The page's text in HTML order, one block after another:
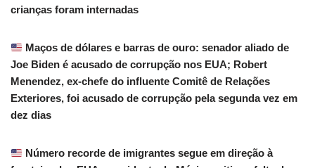
crianças foram internadas
Maços de dólares e barras de ouro: senador aliado de
Joe Biden é acusado de corrupção nos EUA; Robert
Menendez, ex-chefe do influente Comitê de Relações
Exteriores, foi acusado de corrupção pela segunda vez em
dez dias
Número recorde de imigrantes segue em direção à